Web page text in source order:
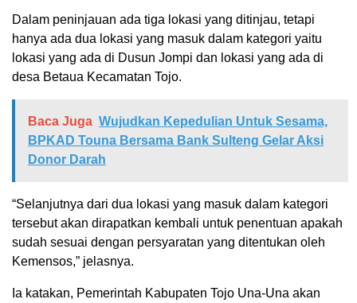
Dalam peninjauan ada tiga lokasi yang ditinjau, tetapi
hanya ada dua lokasi yang masuk dalam kategori yaitu
lokasi yang ada di Dusun Jompi dan lokasi yang ada di
desa Betaua Kecamatan Tojo.
Baca Juga Wujudkan Kepedulian Untuk Sesama,
BPKAD Touna Bersama Bank Sulteng Gelar Aksi
Donor Darah
“Selanjutnya dari dua lokasi yang masuk dalam kategori
tersebut akan dirapatkan kembali untuk penentuan apakah
sudah sesuai dengan persyaratan yang ditentukan oleh
Kemensos,” jelasnya.
Ia katakan, Pemerintah Kabupaten Tojo Una-Una akan